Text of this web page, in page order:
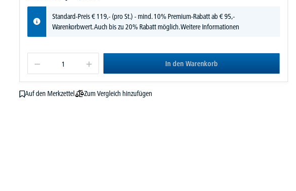
Standard-Preis€ 119,-(pro St.) - mind. 10% Premium-Rabatt ab € 95,-
Warenkorbwert. Auch bis zu 20% Rabatt möglich.Weitere Informationen
In den Warenkorb
Auf den Merkzettel
Zum Vergleich hinzufügen